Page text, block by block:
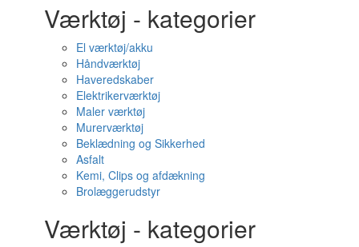
Værktøj - kategorier
El værktøj/akku
Håndværktøj
Haveredskaber
Elektrikerværktøj
Maler værktøj
Murerværktøj
Beklædning og Sikkerhed
Asfalt
Kemi, Clips og afdækning
Brolæggerudstyr
Værktøj - kategorier